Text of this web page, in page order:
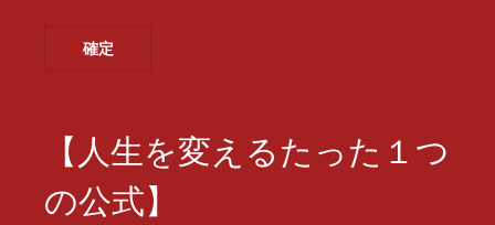
【人生を変えるたった１つ
の公式】